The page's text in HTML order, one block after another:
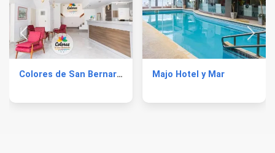
Colores de San Bernardo Majo Hotel y Mar